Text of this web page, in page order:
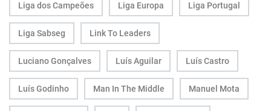
Liga dos Campeões Liga Europa Liga Portugal
Liga Sabseg Link To Leaders
Luciano Gonçalves Luís Aguilar Luís Castro
Luís Godinho Man In The Middle Manuel Mota